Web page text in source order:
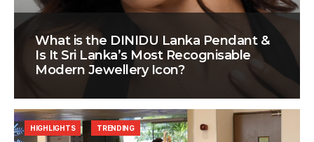
What is the DINIDU Lanka Pendant &
Is It Sri Lanka’s Most Recognisable
Modern Jewellery Icon?
HIGHLIGHTS TRENDING